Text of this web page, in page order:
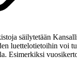
säilytetään
luettelotietoihin voi
Esimerkiksi